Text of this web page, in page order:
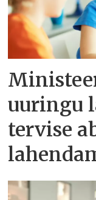
uuringu
tervise